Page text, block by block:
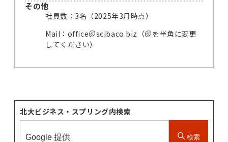
その他
社員数：3名（2025年3月時点）
Mail：office＠scibaco.biz（＠を半角に変更
してください）
北大ビジネス・スプリング内検索
検索